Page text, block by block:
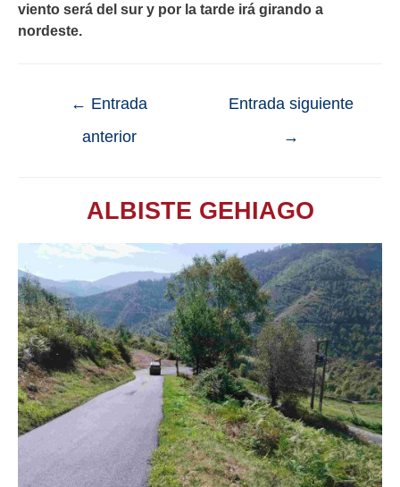
viento será del sur y por la tarde irá girando a
nordeste.
← Entrada
anterior
Entrada siguiente
→
ALBISTE GEHIAGO